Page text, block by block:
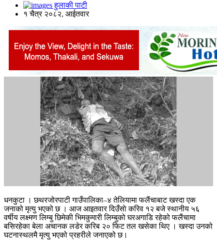
हुलाकी पाटी
१ चैत्र २०८२, आईतवार
धनकुटा । छथरजोरपाटी गाउँपालिका–४ तेलियामा फलैंचाबाट खस्दा एक
जनाको मृत्यु भएको छ । आज आइतवार दिउँसाे करिव १२ बजे स्थानीय ५६
वर्षीय लक्ष्मण लिम्बु छिमेकी भिमकुमारी लिम्बुको घरअगाडि रहेको फलैंचामा
बसिरहेका बेला अचानक लडेर करिब २० फिट तल खसेका थिए । खस्दा उनको
घटनास्थलमै मृत्यु भएको प्रहरीले जनाएको छ।